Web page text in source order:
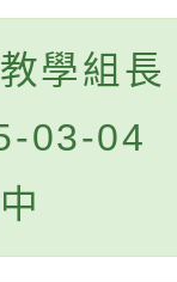
學組長
03-04